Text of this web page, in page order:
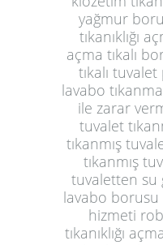
yağmur
tıkanıklığı
açma tıkalı
tıkalı
lavabo
ile zarar
tuvalet
tıkanmış
tıkanmış
tuvaletten su
lavabo borusu
hizmeti
tıkanıklığı